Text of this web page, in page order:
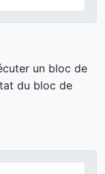
un bloc de
du bloc de